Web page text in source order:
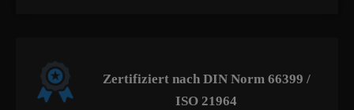
Zertifiziert nach DIN Norm 66399 /
ISO 21964